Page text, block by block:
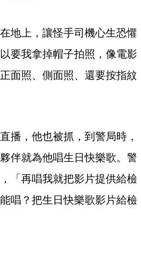
地上，讓怪手司機心生恐懼
要我拿掉帽子拍照，像電影
面照、側面照、還要按指紋
播，他也被抓，到警局時，
伴就為他唱生日快樂歌。警
「再唱我就把影片提供給檢
唱？把生日快樂歌影片給檢